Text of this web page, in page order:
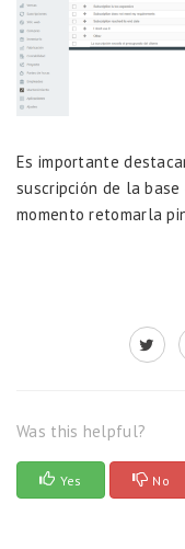
Es importante
suscripción de la
momento retomarla
Was this helpful?
Yes No